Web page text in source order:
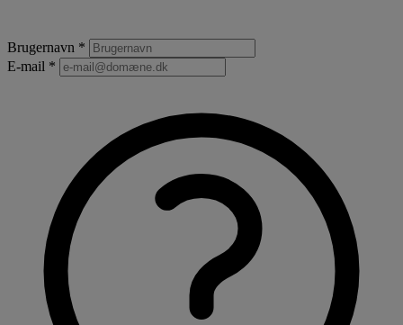
Brugernavn *
E-mail *